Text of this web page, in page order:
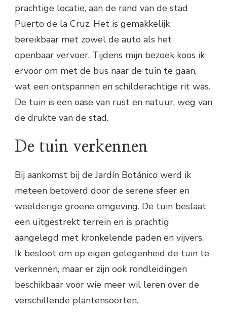
prachtige locatie, aan de rand van de stad
Puerto de la Cruz. Het is gemakkelijk
bereikbaar met zowel de auto als het
openbaar vervoer. Tijdens mijn bezoek koos ik
ervoor om met de bus naar de tuin te gaan,
wat een ontspannen en schilderachtige rit was.
De tuin is een oase van rust en natuur, weg van
de drukte van de stad.
De tuin verkennen
Bij aankomst bij de Jardín Botánico werd ik
meteen betoverd door de serene sfeer en
weelderige groene omgeving. De tuin beslaat
een uitgestrekt terrein en is prachtig
aangelegd met kronkelende paden en vijvers.
Ik besloot om op eigen gelegenheid de tuin te
verkennen, maar er zijn ook rondleidingen
beschikbaar voor wie meer wil leren over de
verschillende plantensoorten.